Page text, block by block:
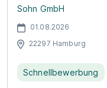
Sohn GmbH
01.08.2026
22297 Hamburg
Schnellbewerbung